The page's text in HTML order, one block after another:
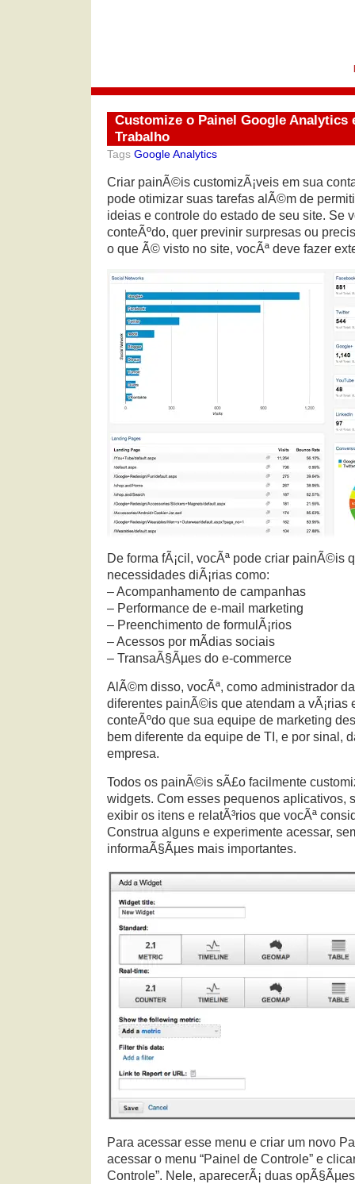
Customize o Painel Google Analytics
Trabalho
Tags Google Analytics
Criar painÃ©is customizÃ¡veis em sua
pode otimizar suas tarefas alÃ©m de
ideias e controle do estado de seu site. Se
conteÃºdo, quer previnir surpresas ou
o que Ã© visto no site, vocÃª deve fazer
De forma fÃ¡cil, vocÃª pode criar painÃ©is
necessidades diÃ¡rias como:
– Acompanhamento de campanhas
– Performance de e-mail marketing
– Preenchimento de formulÃ¡rios
– Acessos por mÃ­dias sociais
– TransaÃ§Ãµes do e-commerce
AlÃ©m disso, vocÃª, como administrador
diferentes painÃ©is que atendam a vÃ¡rias
conteÃºdo que sua equipe de marketing
bem diferente da equipe de TI, e por sinal,
empresa.
Todos os painÃ©is sÃ£o facilmente
widgets. Com esses pequenos aplicativos,
exibir os itens e relatÃ³rios que vocÃª
Construa alguns e experimente acessar,
informaÃ§Ãµes mais importantes.
Para acessar esse menu e criar um novo
acessar o menu “Painel de Controle” e
Controle”. Nele, aparecerÃ¡ duas